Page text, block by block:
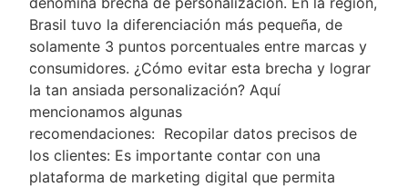
Brasil tuvo la diferenciación más pequeña, de
solamente 3 puntos porcentuales entre marcas y
consumidores. ¿Cómo evitar esta brecha y lograr
la tan ansiada personalización? Aquí
mencionamos algunas
recomendaciones: Recopilar datos precisos de
los clientes: Es importante contar con una
plataforma de marketing digital que permita